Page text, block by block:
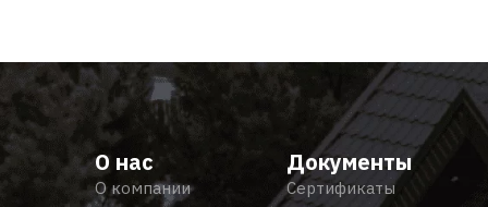
О нас
О компании
Документы
Сертификаты